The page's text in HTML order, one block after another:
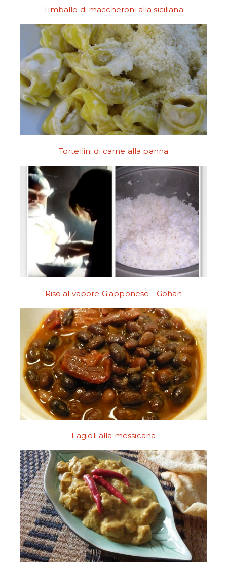
Timballo di maccheroni alla siciliana
Tortellini di carne alla panna
Riso al vapore Giapponese - Gohan
Fagioli alla messicana